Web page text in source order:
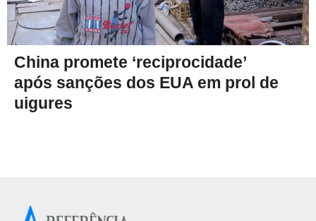
China promete ‘reciprocidade’
após sanções dos EUA em prol de
uigures